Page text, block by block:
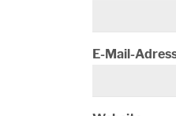
E-Mail-